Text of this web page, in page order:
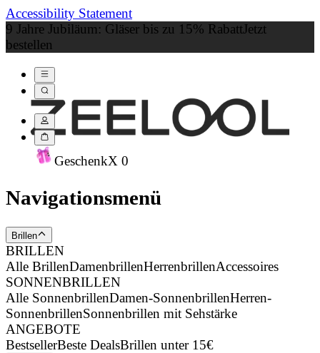
Accessibility Statement
9 Jahre Jubiläum: Gläser bis zu 15% RabattJetzt
bestellen
GeschenkX 0
Navigationsmenü
Brillen
BRILLEN
Alle BrillenDamenbrillenHerrenbrillenAccessoires
SONNENBRILLEN
Alle SonnenbrillenDamen-SonnenbrillenHerren-
SonnenbrillenSonnenbrillen mit Sehstärke
ANGEBOTE
BestsellerBeste DealsBrillen unter 15€